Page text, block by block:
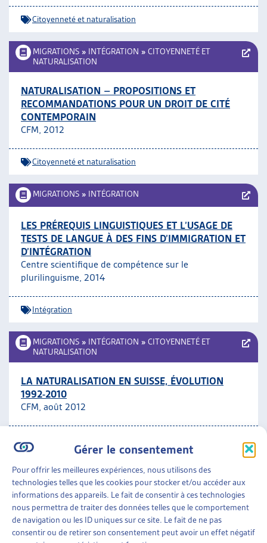
Gérer le consentement
Pour offrir les meilleures expériences, nous utilisons des
technologies telles que les cookies pour stocker et/ou accéder aux
informations des appareils. Le fait de consentir à ces technologies
nous permettra de traiter des données telles que le comportement
de navigation ou les ID uniques sur ce site. Le fait de ne pas
consentir ou de retirer son consentement peut avoir un effet négatif
Citoyenneté et naturalisation
MIGRATIONS » INTÉGRATION » CITOYENNETÉ ET
NATURALISATION
NATURALISATION – PROPOSITIONS ET
RECOMMANDATIONS POUR UN DROIT DE CITÉ
CONTEMPORAIN
CFM, 2012
Citoyenneté et naturalisation
MIGRATIONS » INTÉGRATION
LES PRÉREQUIS LINGUISTIQUES ET L’USAGE DE
TESTS DE LANGUE À DES FINS D’IMMIGRATION ET
D’INTÉGRATION
Centre scientifique de compétence sur le
plurilinguisme, 2014
Intégration
MIGRATIONS » INTÉGRATION » CITOYENNETÉ ET
NATURALISATION
LA NATURALISATION EN SUISSE, ÉVOLUTION
1992-2010
CFM, août 2012
MIGRATIONS»INTÉGRATION
DÉQUALIFIÉS! LE POTENTIEL INEXPLOITÉ DES
MIGRANTES ET DES MIGRANTS EN SUISSE
Croix-Rouge Suisse, août 2012